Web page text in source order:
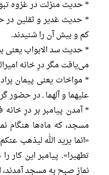
* حدیث منزلت در غزوه
* حدیث غدیر و ثقلین در
کم و بیش آن را شنیدند.
* حدیث سد الابواب یعنی
می‌یافت مگر درِ خانه
* مواخات یعنی پیمان
علیهما و آلهما ـ در حضور
* آمدن پیامبر بر درِ خانه
مسجد، که ماه‌ها هنگام
«انما یرید الله لیذهب
تطهیرا». پیامبر این کار
نماز صبح به مسجد آمدند،